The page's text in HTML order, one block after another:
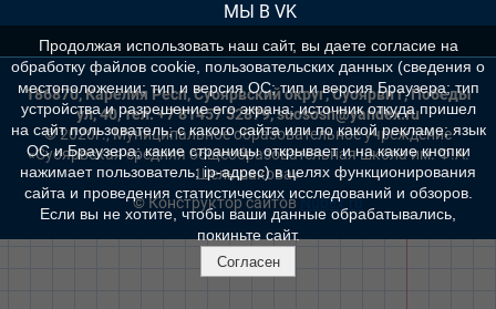
МЫ В VK
186870, Карелия Респ, Суоярвский округ, Суоярви г, Победы
ул, 40, тел. +7 81457 52879, suososh@yandex.ru
© 2020г., Муниципальное образовательное учреждение
«Суоярвская средняя общеобразовательная школа им. Ф.А.
Шельшакова»
© Конструктор сайтовNubex.ru
Продолжая использовать наш сайт, вы даете согласие на
обработку файлов cookie, пользовательских данных (сведения о
местоположении; тип и версия ОС; тип и версия Браузера; тип
устройства и разрешение его экрана; источник откуда пришел
на сайт пользователь; с какого сайта или по какой рекламе; язык
ОС и Браузера; какие страницы открывает и на какие кнопки
нажимает пользователь; ip-адрес) в целях функционирования
сайта и проведения статистических исследований и обзоров.
Если вы не хотите, чтобы ваши данные обрабатывались,
покиньте сайт.
Согласен